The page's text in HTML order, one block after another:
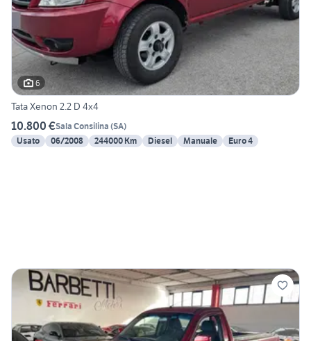
6
Tata Xenon 2.2 D 4x4
10.800 €Sala Consilina (SA)
Usato
06/2008 244000 Km Diesel Manuale Euro 4